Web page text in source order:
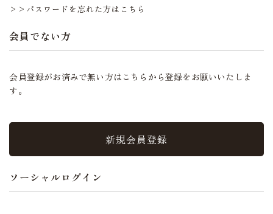
>>パスワードを忘れた方はこちら
会員でない方
会員登録がお済みで無い方はこちらから登録をお願いいたしま
す。
新規会員登録
ソーシャルログイン